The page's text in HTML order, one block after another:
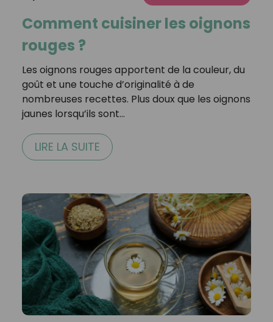
Comment cuisiner les oignons
rouges ?
Les oignons rouges apportent de la couleur, du
goût et une touche d’originalité à de
nombreuses recettes. Plus doux que les oignons
jaunes lorsqu’ils sont…
LIRE LA SUITE